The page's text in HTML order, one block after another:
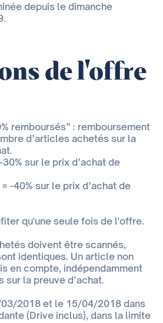
depuis le dimanche
de l'offre
remboursés” : remboursement
d’articles achetés sur la
sur le prix d’achat de
-40% sur le prix d’achat de
qu'une seule fois de l'offre.
doivent être scannés,
identiques. Un article non
en compte, indépendamment
sur la preuve d’achat.
2018 et le 15/04/2018 dans
(Drive inclus), dans la limite